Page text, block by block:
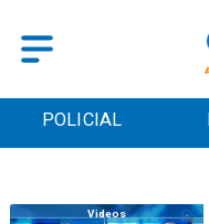
POLICIAL
Videos